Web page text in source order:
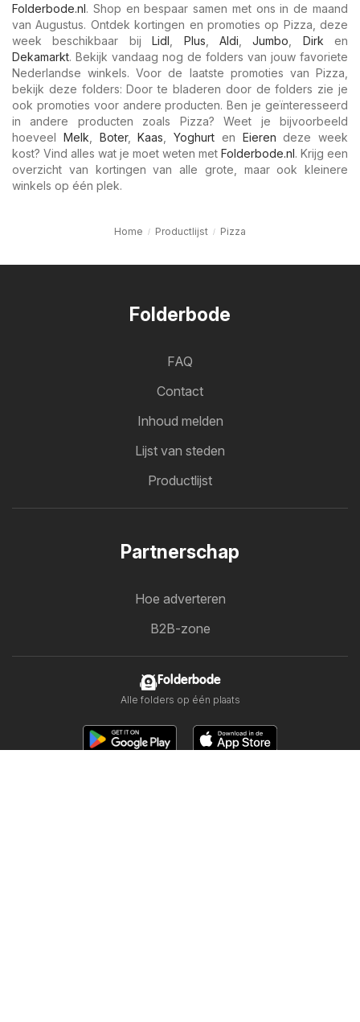
Folderbode.nl. Shop en bespaar samen met ons in de maand
van Augustus. Ontdek kortingen en promoties op Pizza, deze
week beschikbaar bijLidl Plus Aldi ,Jumbo Dirk en
Dekamarkt. Bekijk vandaag nog de folders van jouw favoriete
Nederlandse winkels. Voor de laatste promoties van Pizza,
bekijk deze folders: Door te bladeren door de folders zie je
ook promoties voor andere producten. Ben je geïnteresseerd
in andere producten zoals Pizza? Weet je bijvoorbeeld
hoeveel Melk Boter,Kaas Yoghurt en Eieren deze week
kost? Vind alles wat je moet weten met Folderbode.nl. Krijg een
overzicht van kortingen van alle grote, maar ook kleinere
winkels op één plek.
Home Productlijst Pizza
Folderbode
FAQ
Contact
Inhoud melden
Lijst van steden
Productlijst
Partnerschap
Hoe adverteren
B2B-zone
Folderbode
Alle folders op één plaats